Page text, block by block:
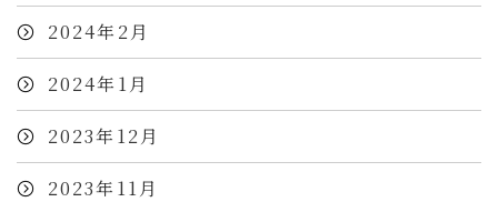
2024年2月
2024年1月
2023年12月
2023年11月